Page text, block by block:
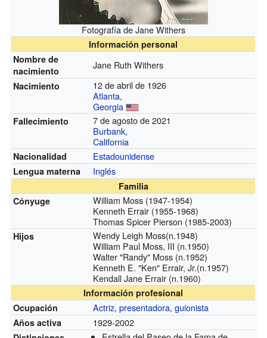
Fotografía de Jane Withers
Información personal
Nombre de
nacimiento
Jane Ruth Withers
Nacimiento
12 de abril de 1926
Atlanta,
Georgia
Fallecimiento
7 de agosto de 2021
Burbank,
California
Nacionalidad Estadounidense
Lengua materna Inglés
Familia
Cónyuge
William Moss (1947-1954)
Kenneth Errair (1955-1968)
Thomas Spicer Pierson (1985-2003)
Hijos
Wendy Leigh Moss(n.1948)
William Paul Moss, III (n.1950)
Walter "Randy" Moss (n.1952)
Kenneth E. "Ken" Errair, Jr.(n.1957)
Kendall Jane Errair (n.1960)
Información profesional
Ocupación
Actriz,presentadora,guionista
Años activa 1929-2002